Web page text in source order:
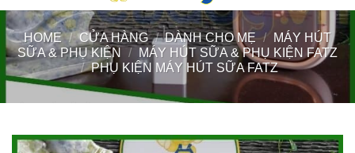
HOME / CỬA HÀNG / DÀNH CHO MẸ /
MÁY HÚT
SỮA & PHỤ KIỆN
/
MÁY HÚT SỮA & PHỤ KIỆN FATZ
/ PHỤ KIỆN MÁY HÚT SỮA FATZ